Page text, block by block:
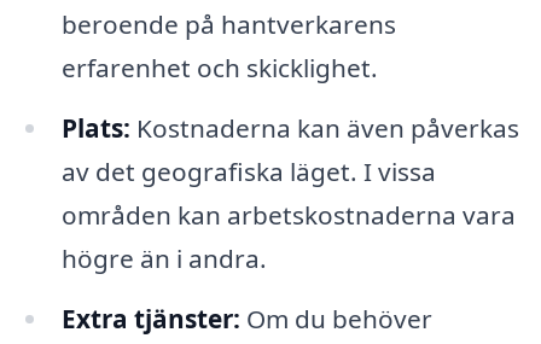
beroende på hantverkarens
erfarenhet och skicklighet.
Plats: Kostnaderna kan även påverkas
av det geografiska läget. I vissa
områden kan arbetskostnaderna vara
högre än i andra.
Extra tjänster: Om du behöver